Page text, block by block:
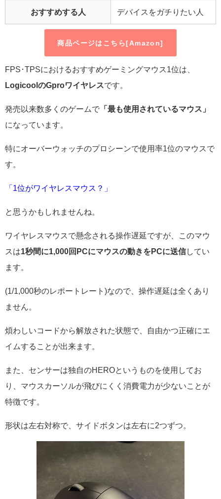
おすすめする人 デバイスをガチりたい人
商品ページはこちら[Amazon]
FPS･TPSにおけるおすすめゲーミングマウス1位は、
LogicoolのGproワイヤレスです。
発売以来数多くのゲームで 「最も使用されているマウス」
になっています。
特にオーバーウォッチのプロシーンで使用率1位のマウスで
す。
「1位がワイヤレスマウス？」
と思うかもしれませんね。
ワイヤレスマウスで懸念される操作遅延ですが、このマウ
スは1秒間に1,000回PCにマウスの動きをPCに送信してい
ます。
(1/1,000秒のレポートレート)なので、操作遅延は全くあり
ません。
煩わしいコードから解放された状態で、自由かつ正確にエ
イムすることが出来ます。
また、センサーは独自のHEROというものを使用してお
り、マウスカーソルが飛びにくく消費電力が少ないことが
特徴です。
形状は左右対称で、サイドボタンは左右に2つずつ。